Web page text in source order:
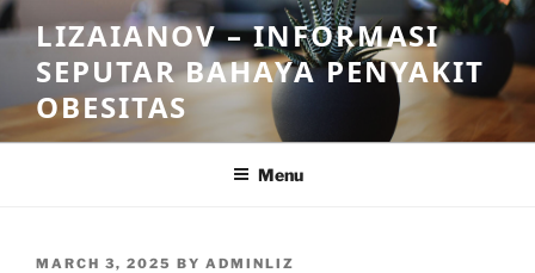
Skip
to
content
LIZAIANOV – INFORMASI
SEPUTAR BAHAYA PENYAKIT
OBESITAS
Menu
POSTED
MARCH 3, 2025 BY ADMINLIZ